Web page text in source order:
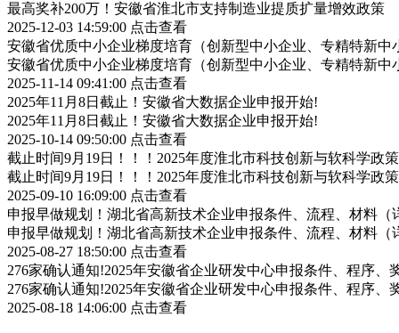
最高奖补200万！安徽省淮北市支持制造业提质扩量增效政策
2025-12-03 14:59:00 点击查看
安徽省优质中小企业梯度培育（创新型中小企业、专精特新中
安徽省优质中小企业梯度培育（创新型中小企业、专精特新中
2025-11-14 09:41:00 点击查看
2025年11月8日截止！安徽省大数据企业申报开始!
2025年11月8日截止！安徽省大数据企业申报开始!
2025-10-14 09:50:00 点击查看
截止时间9月19日！！！2025年度淮北市科技创新与软科学
截止时间9月19日！！！2025年度淮北市科技创新与软科学
2025-09-10 16:09:00 点击查看
申报早做规划！湖北省高新技术企业申报条件、流程、材料（
申报早做规划！湖北省高新技术企业申报条件、流程、材料（
2025-08-27 18:50:00 点击查看
276家确认通知!2025年安徽省企业研发中心申报条件、程序、
276家确认通知!2025年安徽省企业研发中心申报条件、程序、
2025-08-18 14:06:00 点击查看